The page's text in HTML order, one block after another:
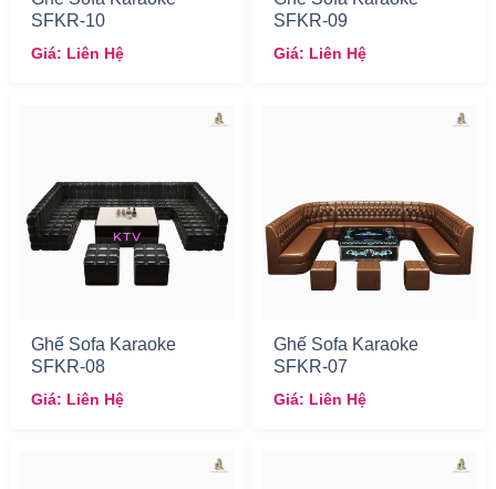
SFKR-10
Giá: Liên Hệ
SFKR-09
Giá: Liên Hệ
Ghế Sofa Karaoke
SFKR-08
Giá: Liên Hệ
Ghế Sofa Karaoke
SFKR-07
Giá: Liên Hệ